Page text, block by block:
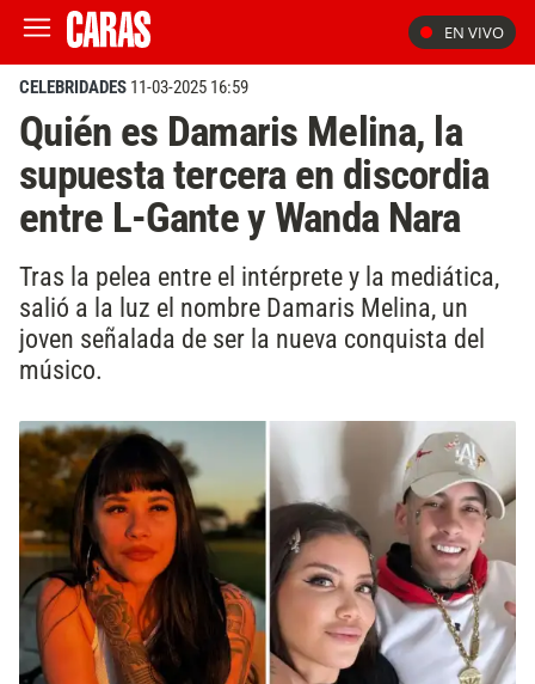
EN VIVO
CELEBRIDADES 11-03-2025 16:59
Quién es Damaris Melina, la
supuesta tercera en discordia
entre L-Gante y Wanda Nara
Tras la pelea entre el intérprete y la mediática,
salió a la luz el nombre Damaris Melina, un
joven señalada de ser la nueva conquista del
músico.